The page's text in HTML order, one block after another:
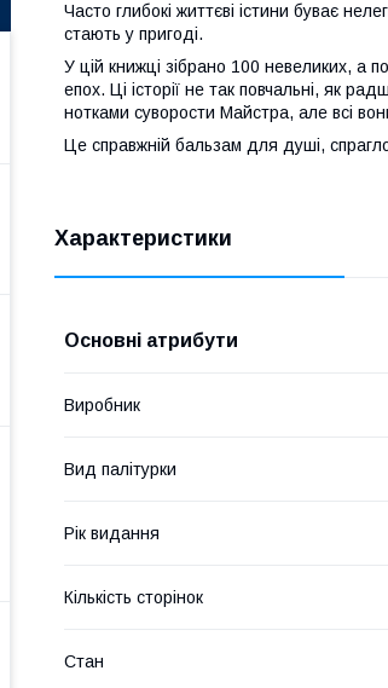
Часто глибокі життєві істини буває
стають у пригоді.
У цій книжці зібрано 100 невеликих, а
епох. Ці історії не так повчальні, як
нотками суворости Майстра, але всі
Це справжній бальзам для душі,
Характеристики
Основні атрибути
Виробник
Вид палітурки
Рік видання
Кількість сторінок
Стан